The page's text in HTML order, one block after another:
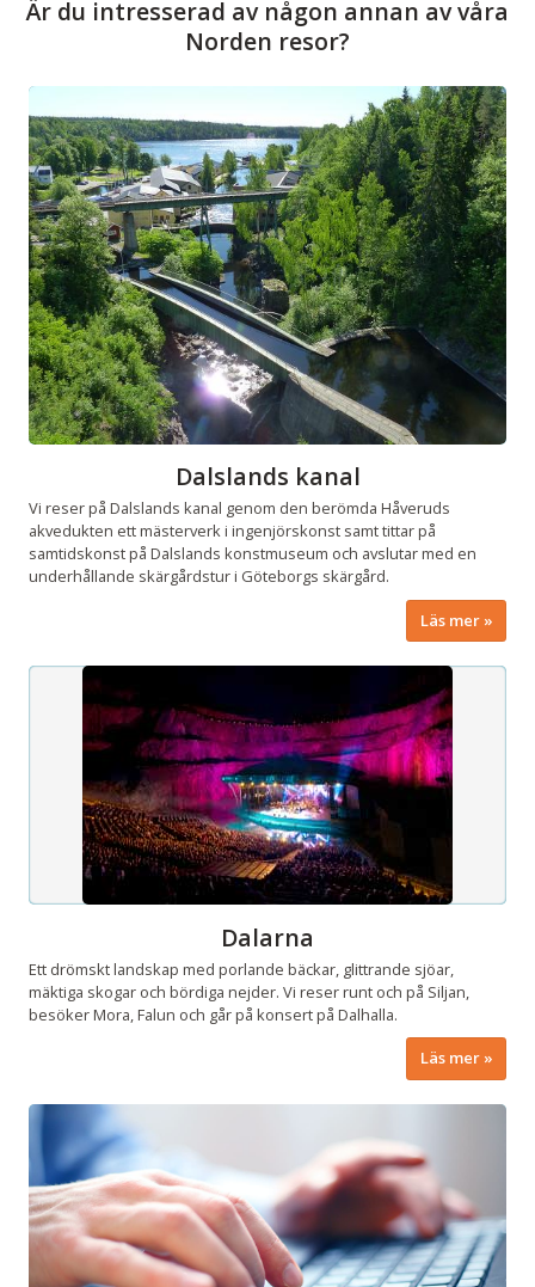
Är du intresserad av någon annan av våra
Norden resor?
Dalslands kanal
Vi reser på Dalslands kanal genom den berömda Håveruds
akvedukten ett mästerverk i ingenjörskonst samt tittar på
samtidskonst på Dalslands konstmuseum och avslutar med en
underhållande skärgårdstur i Göteborgs skärgård.
Läs mer
Dalarna
Ett drömskt landskap med porlande bäckar, glittrande sjöar,
mäktiga skogar och bördiga nejder. Vi reser runt och på Siljan,
besöker Mora, Falun och går på konsert på Dalhalla.
Läs mer